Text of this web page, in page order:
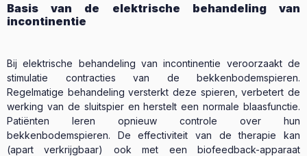
Basis van de elektrische behandeling van
incontinentie
Bij elektrische behandeling van incontinentie veroorzaakt de
stimulatie contracties van de bekkenbodemspieren.
Regelmatige behandeling versterkt deze spieren, verbetert de
werking van de sluitspier en herstelt een normale blaasfunctie.
Patiënten leren opnieuw controle over hun
bekkenbodemspieren. De effectiviteit van de therapie kan
(apart verkrijgbaar) ook met een biofeedback-apparaat